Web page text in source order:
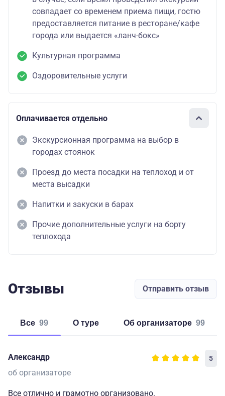
совпадает со временем приема пищи, гостю
предоставляется питание в ресторане/кафе
города или выдается «ланч-бокс»
Культурная программа
Оздоровительные услуги
Оплачивается отдельно
Экскурсионная программа на выбор в
городах стоянок
Проезд до места посадки на теплоход и от
места высадки
Напитки и закуски в барах
Прочие дополнительные услуги на борту
теплохода
Отзывы Отправить отзыв
Все 99 о туре об организаторе 99
Александр 5
об организаторе
Все отлично и грамотно организовано.